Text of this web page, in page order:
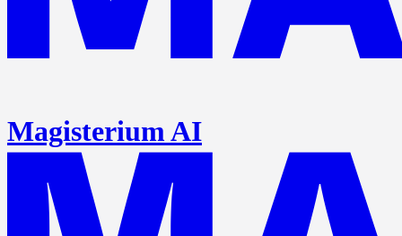
Magisterium AI